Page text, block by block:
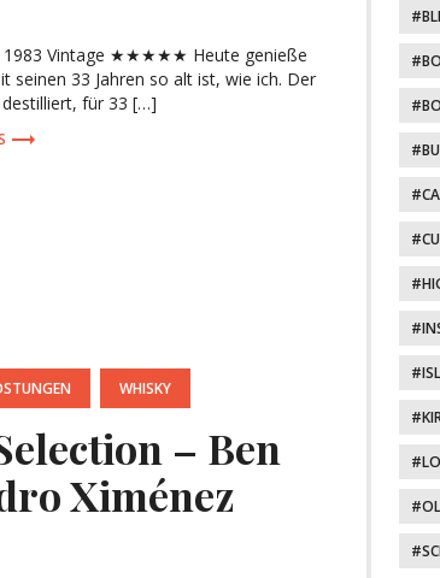
1983 Vintage ★★★★★ Heute genieße
seinen 33 Jahren so alt ist, wie ich. Der
für 33 […]
WHISKY
– Ben
Ximénez